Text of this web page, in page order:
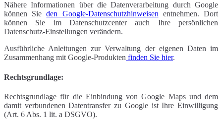
Nähere Informationen über die Datenverarbeitung durch Google
können Sieden Google-Datenschutzhinweisen entnehmen. Dort
können Sie im Datenschutzcenter auch Ihre persönlichen
Datenschutz-Einstellungen verändern.
Ausführliche Anleitungen zur Verwaltung der eigenen Daten im
Zusammenhang mit Google-Produkten finden Sie hier.
Rechtsgrundlage:
Rechtsgrundlage für die Einbindung von Google Maps und dem
damit verbundenen Datentransfer zu Google ist Ihre Einwilligung
(Art. 6 Abs. 1 lit. a DSGVO).